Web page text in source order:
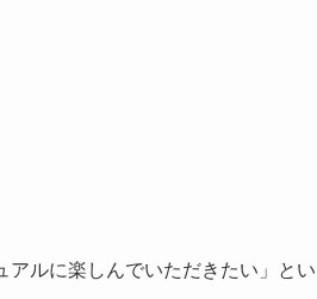
ルに楽しんでいただきたい」とい